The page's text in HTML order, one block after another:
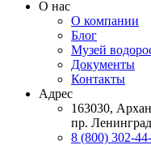
О нас
О компании
Блог
Музей
Документы
Контакты
Адрес
163030,
пр.
8 (800) 302-